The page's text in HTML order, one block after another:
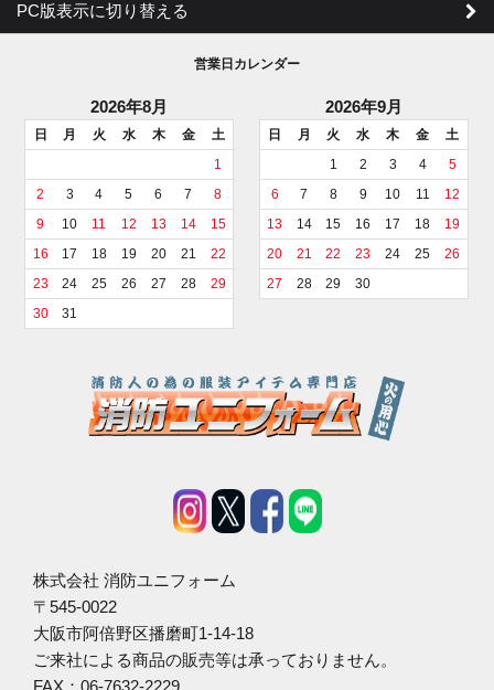
PC版表示に切り替える
営業日カレンダー
2026年8月
日 月 火 水 木 金
土
1
2
3 4 5 6 7
8
9
10 11 12 13 14
15
16
17 18 19 20 21
22
23
24 25 26 27 28
29
30
31
2026年9月
日 月 火 水 木 金
土
1
2 3 4
5
6
7 8 9 10 11
12
13
14 15 16 17 18
19
20
21 22 23 24 25
26
27
28 29 30
株式会社 消防ユニフォーム
〒545-0022
大阪市阿倍野区播磨町1-14-18
ご来社による商品の販売等は承っておりません。
FAX：06-7632-2229